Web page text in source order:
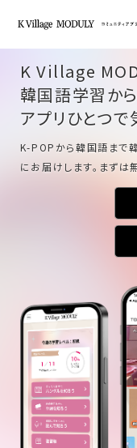
K Village
韓国語学習か
アプリひとつで
K-POPから韓国語まで
にお届けします。まずは